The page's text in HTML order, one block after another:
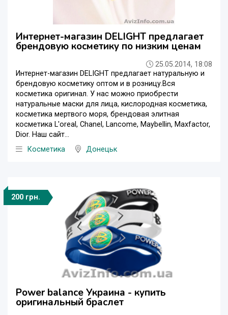
Интернет-магазин DELIGHT предлагает
брендовую косметику по низким ценам
25.05.2014, 18:08
Интернет-магазин DELIGHT предлагает натуральную и
брендовую косметику оптом и в розницу.Вся
косметика оригинал. У нас можно приобрести
натуральные маски для лица, кислородная косметика,
косметика мертвого моря, брендовая элитная
косметика L'oreal, Chanel, Lancome, Maybellin, Maxfactor,
Dior. Наш сайт...
Косметика
Донецьк
200 грн.
Power balance Украина - купить
оригинальный браслет